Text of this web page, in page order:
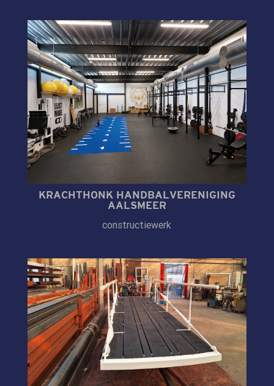
KRACHTHONK HANDBALVERENIGING
AALSMEER
constructiewerk